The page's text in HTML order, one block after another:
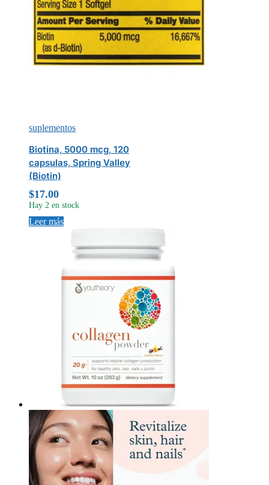
suplementos
Biotina, 5000 mcg, 120
capsulas, Spring Valley
(Biotin)
$17.00
Hay 2 en stock
Leer más